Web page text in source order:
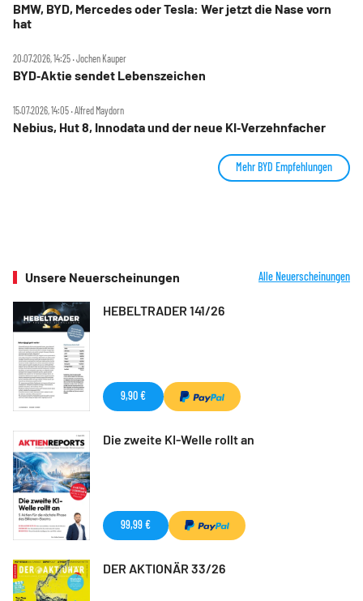
BMW, BYD, Mercedes oder Tesla: Wer jetzt die Nase vorn
hat
20.07.2026, 14:25 ‧ Jochen Kauper
BYD‑Aktie sendet Lebenszeichen
15.07.2026, 14:05 ‧ Alfred Maydorn
Nebius, Hut 8, Innodata und der neue KI‑Verzehnfacher
Mehr BYD Empfehlungen
Unsere Neuerscheinungen Alle Neuerscheinungen
HEBELTRADER 141/26
9,90 €
Die zweite KI-Welle rollt an
99,99 €
DER AKTIONÄR 33/26